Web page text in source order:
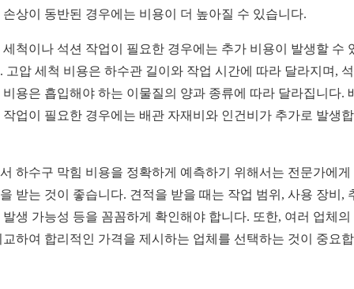
손상이 동반된 경우에는 비용이 더 높아질 수 있습니다.
세척이나 석션 작업이 필요한 경우에는 추가 비용이 발생할 수
고압 세척 비용은 하수관 길이와 작업 시간에 따라 달라지며,
비용은 흡입해야 하는 이물질의 양과 종류에 따라 달라집니다.
작업이 필요한 경우에는 배관 자재비와 인건비가 추가로 발생
하수구 막힘 비용을 정확하게 예측하기 위해서는 전문가에게
받는 것이 좋습니다. 견적을 받을 때는 작업 범위, 사용 장비,
발생 가능성 등을 꼼꼼하게 확인해야 합니다. 또한, 여러 업체의
교하여 합리적인 가격을 제시하는 업체를 선택하는 것이 중요